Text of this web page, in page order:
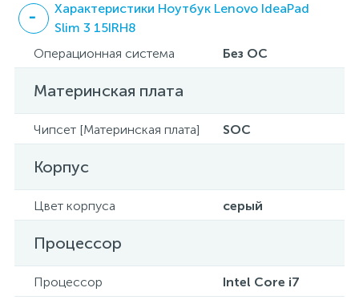
Характеристики Ноутбук Lenovo IdeaPad
Slim 3 15IRH8
Операционная система
Без ОС
Материнская плата
Чипсет [Материнская плата] SOC
Корпус
Цвет корпуса серый
Процессор
Процессор Intel Core i7